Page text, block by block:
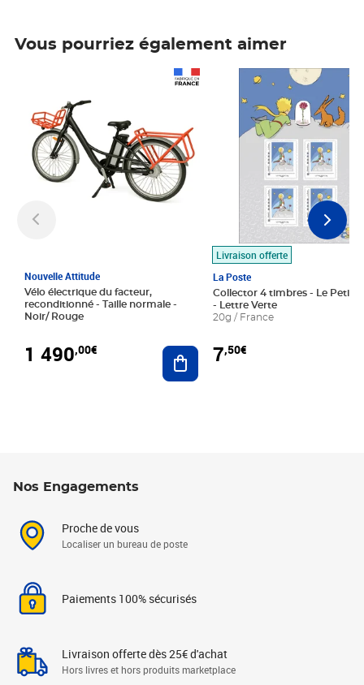
Vous pourriez également aimer
Nouvelle Attitude
Vélo électrique du facteur,
reconditionné - Taille normale -
Noir/ Rouge
1 490,00€ Ajouter au panier
Livraison offerte
La Poste
Collector 4 timbres - Le Petit
- Lettre Verte
20g / France
7,50€
Prix 7,50€
Nos Engagements
Proche de vous
Localiser un bureau de poste
Paiements 100% sécurisés
Livraison offerte dès 25€ d'achat
Hors livres et hors produits marketplace